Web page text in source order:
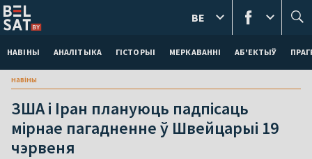
НАВІНЫ АНАЛІТЫКА ГІСТОРЫІ МЕРКАВАННI АБ'ЕКТЫЎ
BE
навіны
ЗША і Іран плануюць падпісаць
мірнае пагадненне ў Швейцарыі 19
чэрвеня